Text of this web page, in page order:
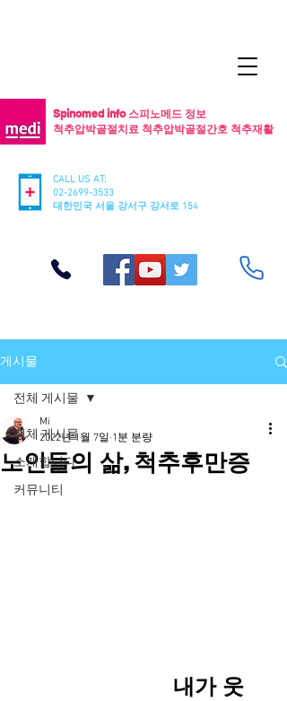
CALL US AT:
02-2699-3533
​대한민국 서울 강서구 강서로 154
Spinomed info 스피노메드 정보
척추압박골절치료 척추압박골절간호 척추재활
게시물
전체 게시물
소개합니다
커뮤니티
전체 게시물
노인들의 삶, 척추후만증
Mi
2022년 1월 7일 1분 분량